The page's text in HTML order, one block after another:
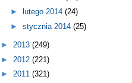
►
lutego 2014 (24)
► stycznia 2014 (25)
► 2013 (249)
► 2012 (221)
► 2011 (321)